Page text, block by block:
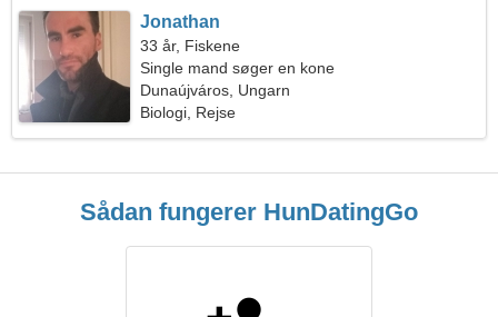
Jonathan
33 år, Fiskene
Single mand søger en kone
Dunaújváros, Ungarn
Biologi, Rejse
Sådan fungerer HunDatingGo